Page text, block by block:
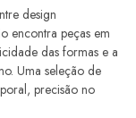
design
encontra peças em
das formas e a
Uma seleção de
precisão no